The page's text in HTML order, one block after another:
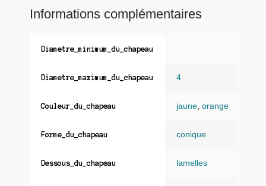
Informations complémentaires
Diametre_minimum_du_chapeau
Diametre_maximum_du_chapeau 4
Couleur_du_chapeau jaune orange
Forme_du_chapeau conique
Dessous_du_chapeau lamelles